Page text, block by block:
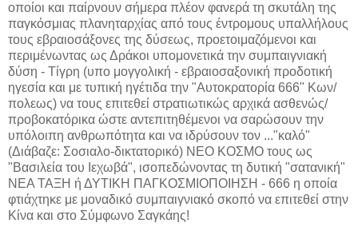
οποίοι και παίρνουν σήμερα πλέον φανερά τη σκυτάλη της
παγκόσμιας πλανηταρχίας από τους έντρομους υπαλλήλους
τους εβραιοσάξονες της δύσεως, προετοιμαζόμενοι και
περιμένωντας ως Δράκοι υπομονετικά την συμπαιγνιακή
δύση - Τίγρη (υπο μογγολική - εβραιοσαξονική προδοτική
ηγεσία και με τυπική ηγέτιδα την "Αυτοκρατορία 666" Κων/
πολεως) να τους επιτεθεί στρατιωτικώς αρχικά ασθενώς/
προβοκατόρικα ώστε αντεπιτηθέμενοι να σαρώσουν την
υπόλοιπη ανθρωπότητα και να ιδρύσουν τον ..."καλό"
(Διάβαζε: Σοσιαλο-δικτατορικό) ΝΕΟ ΚΟΣΜΟ τους ως
"Βασιλεία του Ιεχωβά", ισοπεδώνοντας τη δυτική "σατανική"
ΝΕΑ ΤΑΞΗ ή ΔΥΤΙΚΗ ΠΑΓΚΟΣΜΙΟΠΟΙΗΣΗ - 666 η οποία
φτιάχτηκε με μοναδικό συμπαιγνιακό σκοπό να επιτεθεί στην
Κίνα και στο Σύμφωνο Σαγκάης!